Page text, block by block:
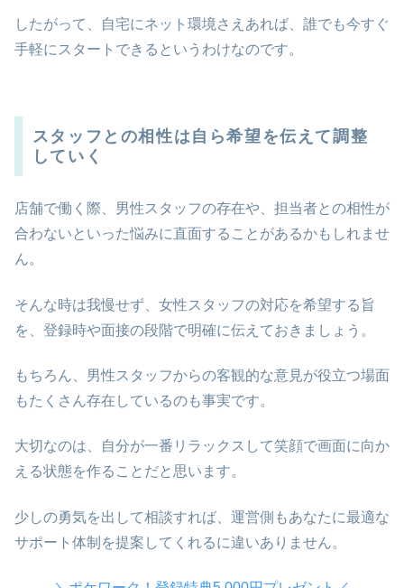
したがって、自宅にネット環境さえあれば、誰でも今すぐ
手軽にスタートできるというわけなのです。
スタッフとの相性は自ら希望を伝えて調整
していく
店舗で働く際、男性スタッフの存在や、担当者との相性が
合わないといった悩みに直面することがあるかもしれませ
ん。
そんな時は我慢せず、女性スタッフの対応を希望する旨
を、登録時や面接の段階で明確に伝えておきましょう。
もちろん、男性スタッフからの客観的な意見が役立つ場面
もたくさん存在しているのも事実です。
大切なのは、自分が一番リラックスして笑顔で画面に向か
える状態を作ることだと思います。
少しの勇気を出して相談すれば、運営側もあなたに最適な
サポート体制を提案してくれるに違いありません。